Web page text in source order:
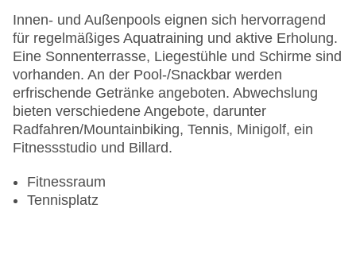
Innen- und Außenpools eignen sich hervorragend
für regelmäßiges Aquatraining und aktive Erholung.
Eine Sonnenterrasse, Liegestühle und Schirme sind
vorhanden. An der Pool-/Snackbar werden
erfrischende Getränke angeboten. Abwechslung
bieten verschiedene Angebote, darunter
Radfahren/Mountainbiking, Tennis, Minigolf, ein
Fitnessstudio und Billard.
Fitnessraum
Tennisplatz